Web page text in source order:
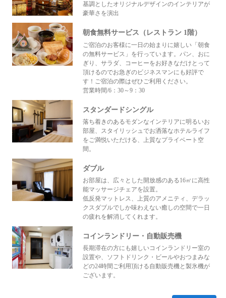
基調としたオリジナルデザインのインテリアが
豪華さを演出
朝食無料サービス（レストラン 1階）
ご宿泊のお客様に一日の始まりに嬉しい「朝食
の無料サービス」を行っています。パン、おに
ぎり、サラダ、コーヒーをお好きなだけとって
頂けるのでお急ぎのビジネスマンにも好評で
す！ご宿泊の際はぜひご利用ください。
営業時間/6：30～9：30
スタンダードシングル
落ち着きのあるモダンなインテリアに明るいお
部屋、スタイリッシュでお洒落なホテルライフ
をご満悦いただける、上質なプライベート空
間。
ダブル
お部屋は、広々とした開放感のある16㎡に高性
能マッサージチェアを設置。
低反発マットレス、上質のアメニティ、デラッ
クスダブルでしか味わえない癒しの空間で一日
の疲れを解消してくれます。
コインランドリー・自動販売機
長期滞在の方にも嬉しいコインランドリー室の
設置や、ソフトドリンク・ビールやおつまみな
どの24時間ご利用頂ける自動販売機と製氷機が
ございます。